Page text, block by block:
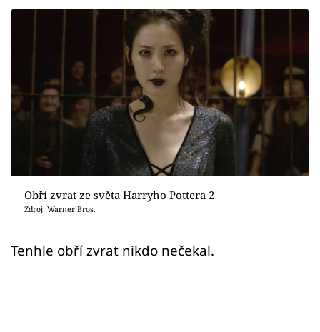
Videa
Sledujte prima+
Přihlášení
Obří zvrat ze světa Harryho Pottera 2
Zdroj: Warner Bros.
Tenhle obří zvrat nikdo nečekal.